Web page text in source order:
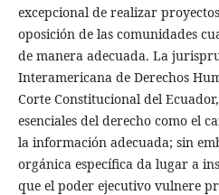
excepcional de realizar
oposición de las comunidades
de manera adecuada. La
Interamericana de Derechos
Corte Constitucional del
esenciales del derecho como el
la información adecuada; sin
orgánica específica da lugar a
que el poder ejecutivo vulnere